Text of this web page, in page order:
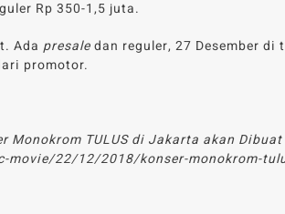
Rp 350-1,5 juta.
Adapresaledan reguler, 27 Desember di
promotor.
TULUS di Jakarta akan Dibuat
22/12/2018/konser-monokrom-